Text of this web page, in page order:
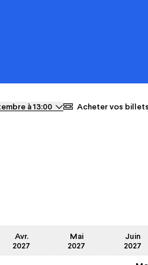
à 13:00 Acheter vos billets
Avr.
2027
Mai
2027
Juin
2027